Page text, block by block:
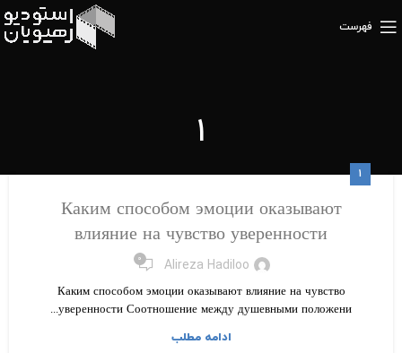
فهرست
۱
۱
Каким способом эмоции оказывают
влияние на чувство уверенности
Alireza Hadiloo ۰
Каким способом эмоции оказывают влияние на чувство
уверенности Соотношение между душевными положени...
ادامه مطلب